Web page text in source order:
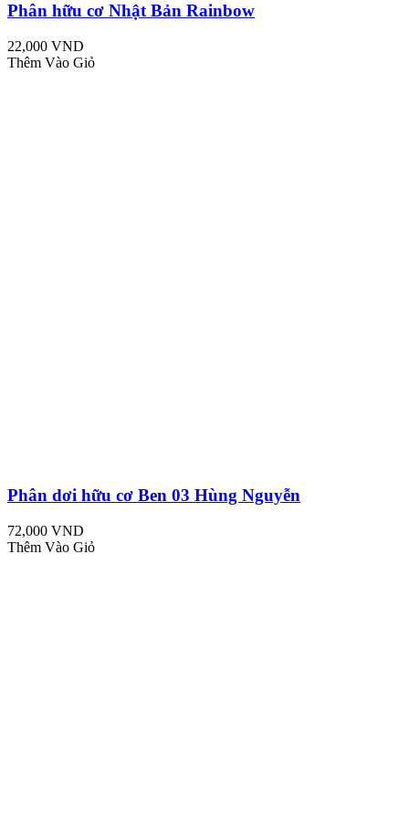
Phân hữu cơ Nhật Bản Rainbow
22,000 VND
Thêm Vào Giỏ
Phân dơi hữu cơ Ben 03 Hùng Nguyễn
72,000 VND
Thêm Vào Giỏ